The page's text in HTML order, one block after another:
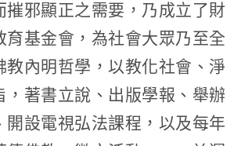
摧邪顯正之需要，乃成立了財
育基金會，為社會大眾乃至全
教內明哲學，以教化社會、淨
，著書立說、出版學報、舉辦
開設電視弘法課程，以及每年